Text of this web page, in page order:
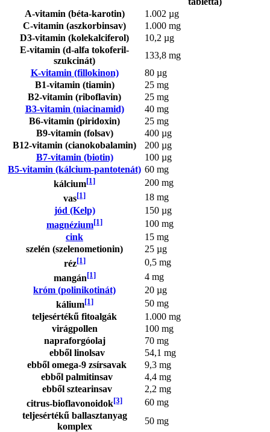
A-vitamin (béta-karotin)
1.002 µg
C-vitamin (aszkorbinsav)
1.000 mg
D3-vitamin (kolekalciferol)
10,2 µg
E-vitamin (d-alfa tokoferil-
szukcinát)
133,8 mg
K-vitamin (fillokinon)
80 µg
B1-vitamin (tiamin)
25 mg
B2-vitamin (riboflavin)
25 mg
B3-vitamin (niacinamid)
40 mg
B6-vitamin (piridoxin)
25 mg
B9-vitamin (folsav)
400 µg
B12-vitamin (cianokobalamin)
200 µg
B7-vitamin (biotin)
100 µg
B5-vitamin (kálcium-pantotenát) 60 mg
kálcium[1]
200 mg
vas[1]
18 mg
jód (Kelp)
150 µg
magnézium[1]
100 mg
cink
15 mg
szelén (szelenometionin)
25 µg
réz[1]
0,5 mg
mangán[1]
4 mg
króm (polinikotinát)
20 µg
kálium[1]
50 mg
teljesértékű fitoalgák
1.000 mg
virágpollen
100 mg
napraforgóolaj
70 mg
ebből linolsav
54,1 mg
ebből omega-9 zsírsavak
9,3 mg
ebből palmitinsav
4,4 mg
ebből sztearinsav
2,2 mg
citrus-bioflavonoidok[3]
60 mg
teljesértékű ballasztanyag
komplex
50 mg